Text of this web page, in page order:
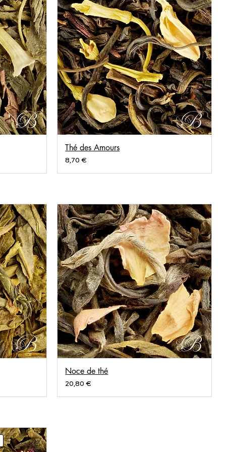
Thé des Amours
Prix
8,70 €
Noce de thé
Prix
20,80 €